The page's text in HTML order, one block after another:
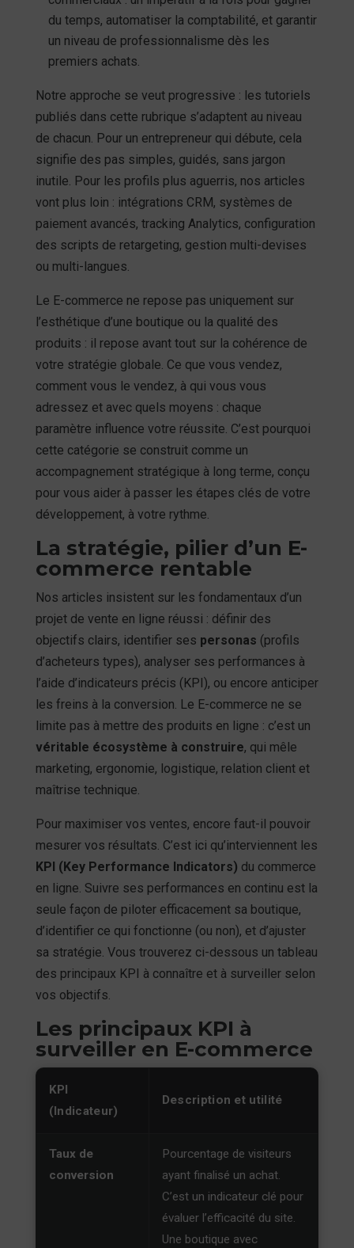
du temps, automatiser la comptabilité, et garantir
un niveau de professionnalisme dès les
premiers achats.
Notre approche se veut progressive : les tutoriels
publiés dans cette rubrique s’adaptent au niveau
de chacun. Pour un entrepreneur qui débute, cela
signifie des pas simples, guidés, sans jargon
inutile. Pour les profils plus aguerris, nos articles
vont plus loin : intégrations CRM, systèmes de
paiement avancés, tracking Analytics, configuration
des scripts de retargeting, gestion multi-devises
ou multi-langues.
Le E-commerce ne repose pas uniquement sur
l’esthétique d’une boutique ou la qualité des
produits : il repose avant tout sur la cohérence de
votre stratégie globale. Ce que vous vendez,
comment vous le vendez, à qui vous vous
adressez et avec quels moyens : chaque
paramètre influence votre réussite. C’est pourquoi
cette catégorie se construit comme un
accompagnement stratégique à long terme, conçu
pour vous aider à passer les étapes clés de votre
développement, à votre rythme.
La stratégie, pilier d’un E-
commerce rentable
Nos articles insistent sur les fondamentaux d’un
projet de vente en ligne réussi : définir des
objectifs clairs, identifier ses personas (profils
d’acheteurs types), analyser ses performances à
l’aide d’indicateurs précis (KPI), ou encore anticiper
les freins à la conversion. Le E-commerce ne se
limite pas à mettre des produits en ligne : c’est un
véritable écosystème à construire, qui mêle
marketing, ergonomie, logistique, relation client et
maîtrise technique.
Pour maximiser vos ventes, encore faut-il pouvoir
mesurer vos résultats. C’est ici qu’interviennent les
KPI (Key Performance Indicators) du commerce
en ligne. Suivre ses performances en continu est la
seule façon de piloter efficacement sa boutique,
d’identifier ce qui fonctionne (ou non), et d’ajuster
sa stratégie. Vous trouverez ci-dessous un tableau
des principaux KPI à connaître et à surveiller selon
vos objectifs.
Les principaux KPI à
surveiller en E-commerce
KPI
(Indicateur)
Description et utilité
Taux de
conversion
Pourcentage de visiteurs
ayant finalisé un achat.
C’est un indicateur clé pour
évaluer l’efficacité du site.
Une boutique avec